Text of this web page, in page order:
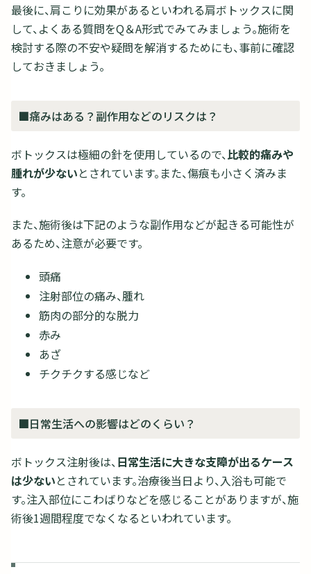
最後に、肩こりに効果があるといわれる肩ボトックスに関
して、よくある質問をQ＆A形式でみてみましょう。施術を
検討する際の不安や疑問を解消するためにも、事前に確認
しておきましょう。
■痛みはある？副作用などのリスクは？
ボトックスは極細の針を使用しているので、比較的痛みや
腫れが少ないとされています。また、傷痕も小さく済みま
す。
また、施術後は下記のような副作用などが起きる可能性が
あるため、注意が必要です。
頭痛
注射部位の痛み、腫れ
筋肉の部分的な脱力
赤み
あざ
チクチクする感じなど
■日常生活への影響はどのくらい？
ボトックス注射後は、日常生活に大きな支障が出るケース
は少ないとされています。治療後当日より、入浴も可能で
す。注入部位にこわばりなどを感じることがありますが、施
術後1週間程度でなくなるといわれています。